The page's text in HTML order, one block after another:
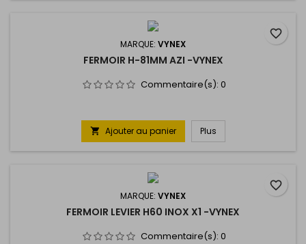
MARQUE: VYNEX
FERMOIR H-81MM AZI -VYNEX
Commentaire(s): 0
 Ajouter au panier Plus
favorite_border
MARQUE: VYNEX
FERMOIR LEVIER H60 INOX X1 -VYNEX
Commentaire(s): 0
favorite_border